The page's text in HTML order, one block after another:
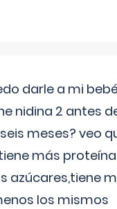
darle a mi
nidina 2 antes
meses? veo
más
azúcares,tiene
los mismos